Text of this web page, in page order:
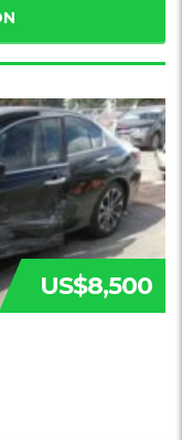
US$8,500